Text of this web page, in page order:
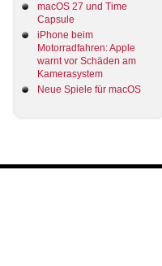
macOS 27 und Time
Capsule
iPhone beim
Motorradfahren: Apple
warnt vor Schäden am
Kamerasystem
Neue Spiele für macOS